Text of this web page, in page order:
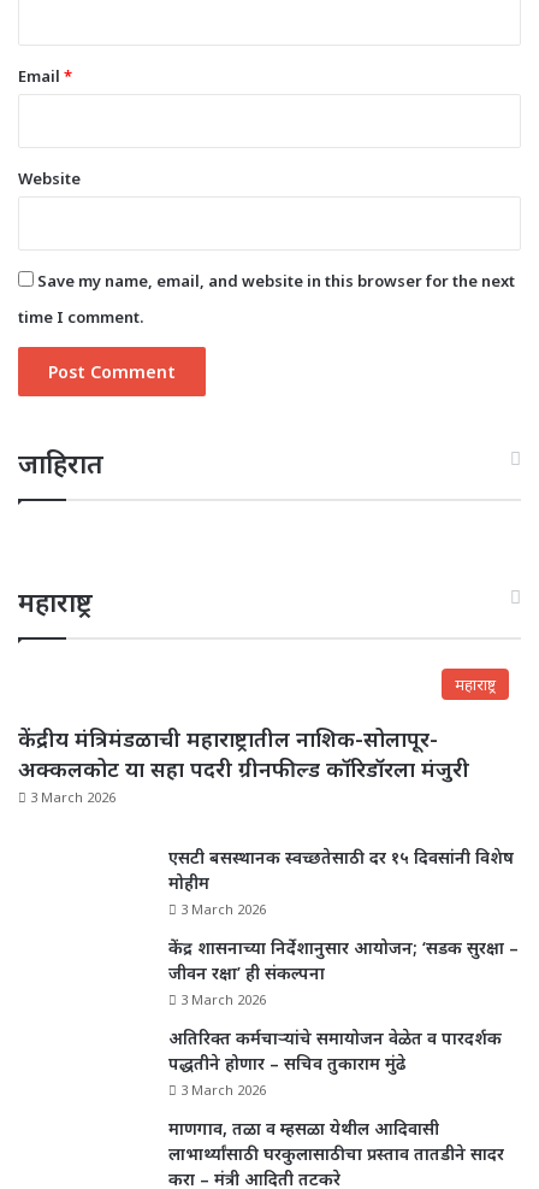
Email *
Website
Save my name, email, and website in this browser for the next
time I comment.
जाहिरात
महाराष्ट्र
महाराष्ट्र
केंद्रीय मंत्रिमंडळाची महाराष्ट्रातील नाशिक-सोलापूर-
अक्कलकोट या सहा पदरी ग्रीनफील्ड कॉरिडॉरला मंजुरी
3 March 2026
एसटी बसस्थानक स्वच्छतेसाठी दर १५ दिवसांनी विशेष
मोहीम
3 March 2026
केंद्र शासनाच्या निर्देशानुसार आयोजन; ‘सडक सुरक्षा –
जीवन रक्षा’ ही संकल्पना
3 March 2026
अतिरिक्त कर्मचाऱ्यांचे समायोजन वेळेत व पारदर्शक
पद्धतीने होणार – सचिव तुकाराम मुंढे
3 March 2026
माणगाव, तळा व म्हसळा येथील आदिवासी
लाभार्थ्यांसाठी घरकुलासाठीचा प्रस्ताव तातडीने सादर
करा – मंत्री आदिती तटकरे